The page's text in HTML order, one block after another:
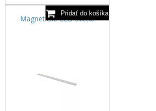
Magnetické LED svetlo